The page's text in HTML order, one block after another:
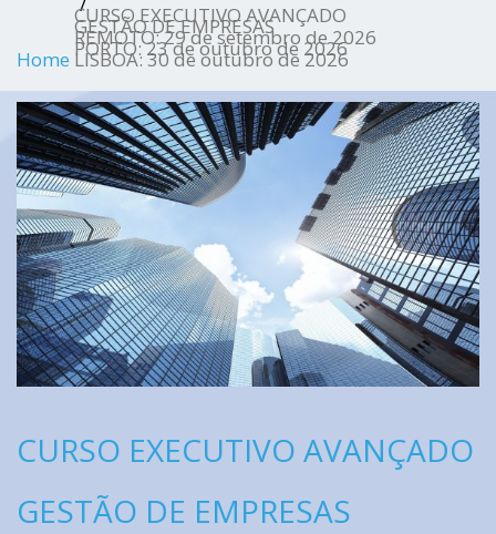
Home
CURSO EXECUTIVO AVANÇADO
GESTÃO DE EMPRESAS
REMOTO: 29 de setembro de 2026
PORTO: 23 de outubro de 2026
LISBOA: 30 de outubro de 2026
CURSO EXECUTIVO AVANÇADO
GESTÃO DE EMPRESAS